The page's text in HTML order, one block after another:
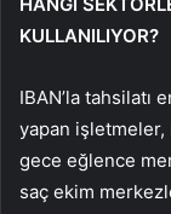
KULLANILIYOR?
IBAN’la tahsilatı
yapan işletmeler,
gece eğlence
saç ekim